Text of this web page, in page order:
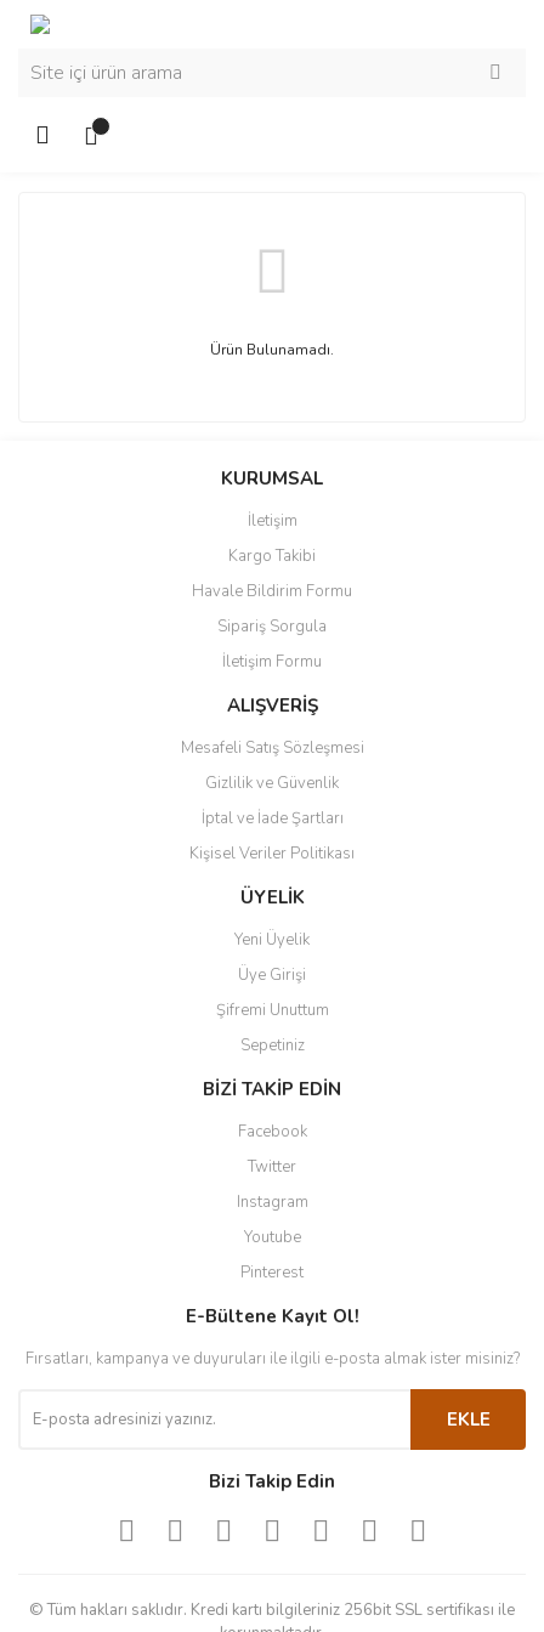
Ürün Bulunamadı.
KURUMSAL
İletişim
Kargo Takibi
Havale Bildirim Formu
Sipariş Sorgula
İletişim Formu
ALIŞVERİŞ
Mesafeli Satış Sözleşmesi
Gizlilik ve Güvenlik
İptal ve İade Şartları
Kişisel Veriler Politikası
ÜYELİK
Yeni Üyelik
Üye Girişi
Şifremi Unuttum
Sepetiniz
BİZİ TAKİP EDİN
Facebook
Twitter
Instagram
Youtube
Pinterest
E-Bültene Kayıt Ol!
Fırsatları, kampanya ve duyuruları ile ilgili e-posta almak ister misiniz?
EKLE
Bizi Takip Edin
© Tüm hakları saklıdır. Kredi kartı bilgileriniz 256bit SSL sertifikası ile